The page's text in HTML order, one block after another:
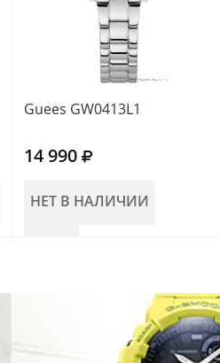
Guees GW0413L1
14 990
НЕТ В НАЛИЧИИ